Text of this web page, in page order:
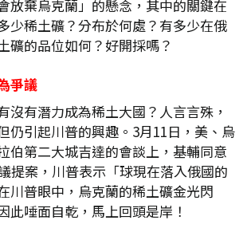
放棄烏克蘭」的懸念，其中的關鍵在
少稀土礦？分布於何處？有多少在俄
礦的品位如何？好開採嗎？
爭議
沒有潛力成為稀土大國？人言言殊，
仍引起川普的興趣。3月11日，美、烏
伯第二大城吉達的會談上，基輔同意
提案，川普表示「球現在落入俄國的
川普眼中，烏克蘭的稀土礦金光閃
此唾面自乾，馬上回頭是岸！